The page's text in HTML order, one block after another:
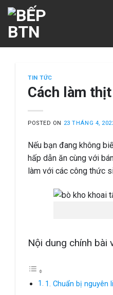
Skip
content
TIN TỨC
Cách làm
POSTED ON 23 THÁNG 4,
Nếu bạn đang không
hấp dẫn ăn cùng với
làm với các công thức
Nội dung chính bài
1. Chuẩn bị nguyên